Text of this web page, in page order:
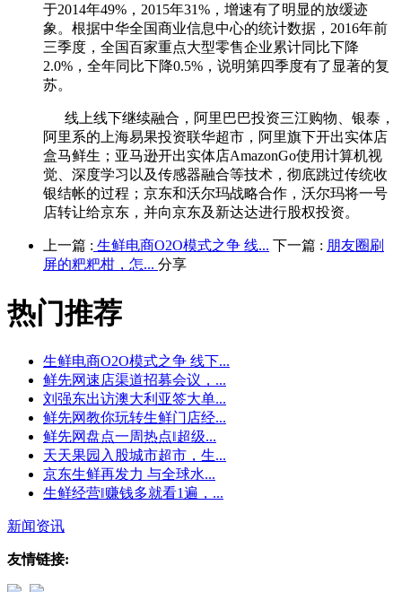
于2014年49%，2015年31%，增速有了明显的放缓迹
象。根据中华全国商业信息中心的统计数据，2016年前
三季度，全国百家重点大型零售企业累计同比下降
2.0%，全年同比下降0.5%，说明第四季度有了显著的复
苏。
线上线下继续融合，阿里巴巴投资三江购物、银泰，
阿里系的上海易果投资联华超市，阿里旗下开出实体店
盒马鲜生；亚马逊开出实体店AmazonGo使用计算机视
觉、深度学习以及传感器融合等技术，彻底跳过传统收
银结帐的过程；京东和沃尔玛战略合作，沃尔玛将一号
店转让给京东，并向京东及新达达进行股权投资。
上一篇 : 生鲜电商O2O模式之争 线... 下一篇 : 朋友圈刷
屏的粑粑柑，怎... 分享
热门推荐
生鲜电商O2O模式之争 线下...
鲜先网速店渠道招募会议，...
刘强东出访澳大利亚签大单...
鲜先网教你玩转生鲜门店经...
鲜先网盘点一周热点‖超级...
天天果园入股城市超市，生...
京东生鲜再发力 与全球水...
生鲜经营‖赚钱多就看1遍，...
新闻资讯
友情链接: